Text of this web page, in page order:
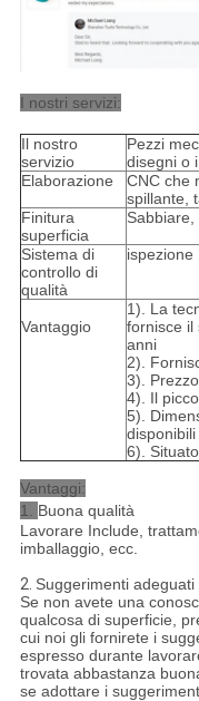
I nostri servizi:
Il nostro
servizio
Pezzi
disegni o
Elaborazione
CNC che
spillante,
Finitura
superficia
Sistema di
controllo di
qualità
ispezione
Vantaggio
1). La
fornisce il
anni
2).
3).
4). Il
5).
disponibili
6).
Vantaggi:
1. Buona qualità
Lavorare Include,
imballaggio, ecc.
2. Suggerimenti adeguati
Se non avete una
qualcosa di superficie,
cui noi gli fornirete i
espresso durante
trovata abbastanza
se adottare i